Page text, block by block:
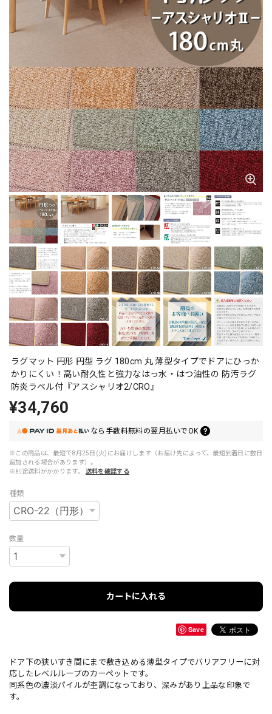
ラグマット 円形 円型 ラグ 180cm 丸 薄型タイプでドアにひっか
かりにくい！高い耐久性と強力なはっ水・はつ油性の 防汚ラグ
防炎ラベル付『アスシャリオ2/CRO』
¥34,760
なら 手数料無料の翌月払いでOK
※この商品は、最短で8月25日(火)にお届けします（お届け先によって、最短到着日に数日
追加される場合があります）。
※別途送料がかかります。
送料を確認する
種類
数量
カートに入れる
Save
ドア下の狭いすき間にまで敷き込める薄型タイプでバリアフリーに対
応したレベルループのカーペットです。
同系色の濃淡パイルが杢調になっており、深みがあり上品な印象で
す。